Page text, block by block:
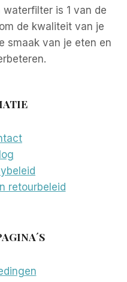
is 1 van de
de kwaliteit van je
smaak van je eten en
retourbeleid